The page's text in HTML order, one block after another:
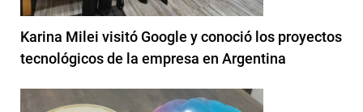
Karina Milei visitó Google y conoció los proyectos
tecnológicos de la empresa en Argentina